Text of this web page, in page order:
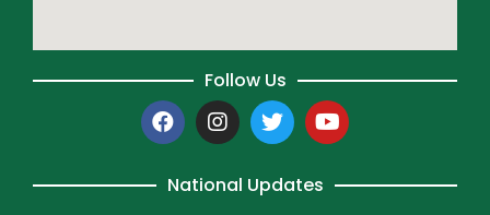
Follow Us
National Updates